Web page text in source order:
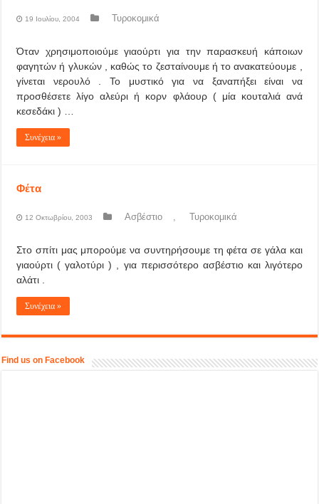
19 Ιουλίου, 2004 Τυροκομικά
Όταν χρησιμοποιούμε γιαούρτι για την παρασκευή κάποιων
φαγητών ή γλυκών , καθώς το ζεσταίνουμε ή το ανακατεύουμε ,
γίνεται νερουλό . Το μυστικό για να ξαναπήξει είναι να
προσθέσετε λίγο αλεύρι ή κορν φλάουρ ( μία κουταλιά ανά
κεσεδάκι ) …
Συνέχεια »
Φέτα
12 Οκτωβρίου, 2003 Ασβέστιο , Τυροκομικά
Στο σπίτι μας μπορούμε να συντηρήσουμε τη φέτα σε γάλα και
γιαούρτι ( γαλοτύρι ) , για περισσότερο ασβέστιο και λιγότερο
αλάτι .
Συνέχεια »
Find us on Facebook